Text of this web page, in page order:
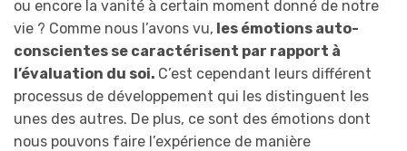
ou encore la vanité à certain moment donné de notre
vie ? Comme nous l’avons vu, les émotions auto-
conscientes se caractérisent par rapport à
l’évaluation du soi. C’est cependant leurs différent
processus de développement qui les distinguent les
unes des autres. De plus, ce sont des émotions dont
nous pouvons faire l’expérience de manière